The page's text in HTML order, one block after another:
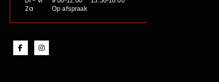
Za Op afspraak